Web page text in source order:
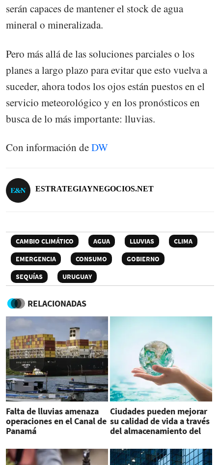
serán capaces de mantener el stock de agua
mineral o mineralizada.
Pero más allá de las soluciones parciales o los
planes a largo plazo para evitar que esto vuelva a
suceder, ahora todos los ojos están puestos en el
servicio meteorológico y en los pronósticos en
busca de lo más importante: lluvias.
Con información deDW
ESTRATEGIAYNEGOCIOS.NET
CAMBIO CLIMÁTICO AGUA LLUVIAS
CLIMA
EMERGENCIA
CONSUMO
GOBIERNO
SEQUÍAS
URUGUAY
RELACIONADAS
Falta de lluvias amenaza
operaciones en el Canal de
Panamá
Ciudades pueden mejorar
su calidad de vida a través
del almacenamiento del